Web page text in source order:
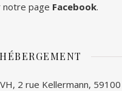
notre page Facebook.
HÉBERGEMENT
2 rue Kellermann, 59100